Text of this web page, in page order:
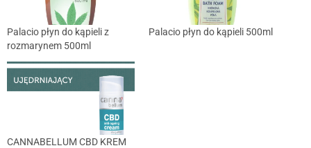
Palacio płyn do kąpieli z
rozmarynem 500ml
Palacio płyn do kąpieli 500ml
CANNABELLUM CBD KREM